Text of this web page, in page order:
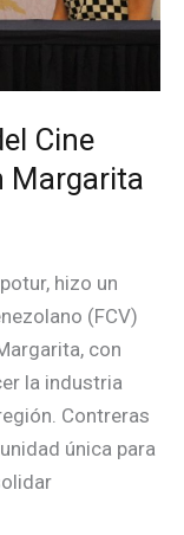
Cine
Margarita
hizo un
(FCV)
con
la industria
Contreras
única para